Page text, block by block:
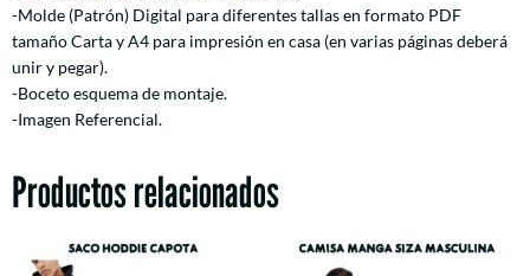
-Molde (Patrón) Digital para diferentes tallas en formato PDF
tamaño Carta y A4 para impresión en casa (en varias páginas deberá
unir y pegar).
-Boceto esquema de montaje.
-Imagen Referencial.
Productos relacionados